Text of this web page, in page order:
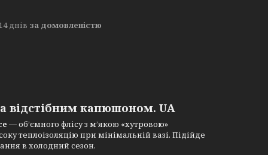
днів за домовленістю
відстібним капюшоном. UA
— об’ємного флісу з м’якою «хутровою»
теплоізоляцію при мінімальній вазі. Підійде
в холодний сезон.